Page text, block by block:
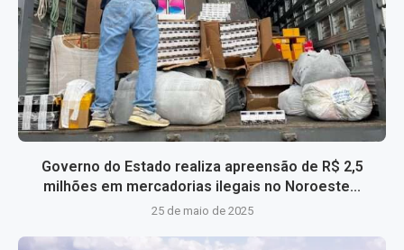
Governo do Estado realiza apreensão de R$ 2,5
milhões em mercadorias ilegais no Noroeste...
25 de maio de 2025